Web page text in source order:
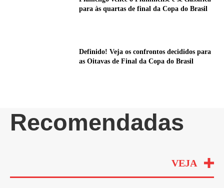
para às quartas de final da Copa do Brasil
Definido! Veja os confrontos decididos para
as Oitavas de Final da Copa do Brasil
Recomendadas
VEJA